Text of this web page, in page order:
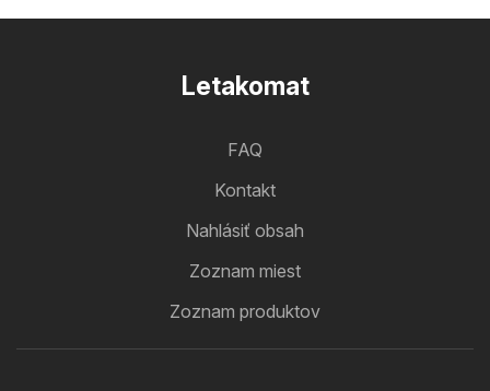
Letakomat
FAQ
Kontakt
Nahlásiť obsah
Zoznam miest
Zoznam produktov